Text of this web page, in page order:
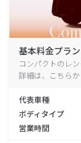
基本料金プラン
コンパクトのレ
詳細は、こちらか
代表車種
ボディタイプ
営業時間